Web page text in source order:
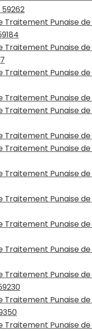
Traitement Punaise
Traitement Punaise
Traitement Punaise de
Traitement Punaise de
Traitement Punaise de
Traitement Punaise de
Traitement Punaise
Traitement Punaise de
Traitement Punaise
Traitement Punaise de
Traitement Punaise de
Traitement Punaise
Traitement Punaise
Traitement Punaise